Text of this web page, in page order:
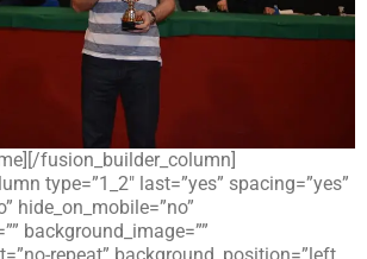
fusion_builder_column]
type=”1_2″ last=”yes” spacing=”yes”
hide_on_mobile=”no”
background_image=””
repeat” background_position=”left